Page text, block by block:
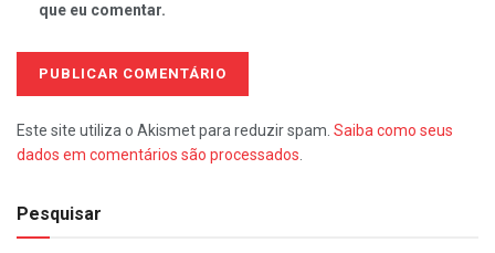
que eu comentar.
Este site utiliza o Akismet para reduzir spam. Saiba como seus
dados em comentários são processados
Pesquisar